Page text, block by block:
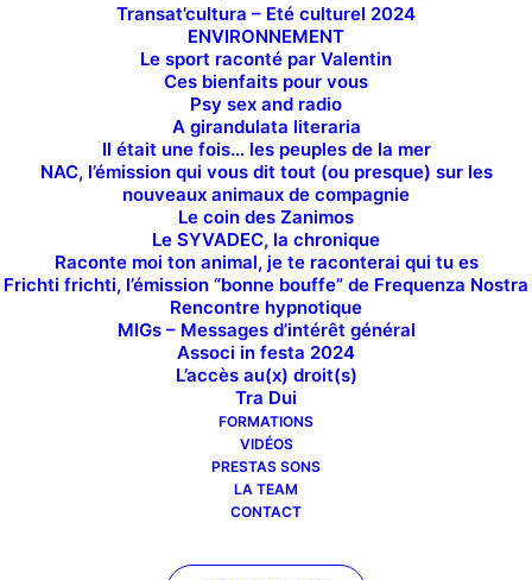
Transat’cultura – Eté culturel 2024
ENVIRONNEMENT
Le sport raconté par Valentin
Ces bienfaits pour vous
Psy sex and radio
A girandulata literaria
Il était une fois… les peuples de la mer
NAC, l’émission qui vous dit tout (ou presque) sur les
nouveaux animaux de compagnie
Le coin des Zanimos
Le SYVADEC, la chronique
Raconte moi ton animal, je te raconterai qui tu es
Frichti frichti, l’émission “bonne bouffe” de Frequenza Nostra
Rencontre hypnotique
MIGs – Messages d’intérêt général
Associ in festa 2024
L’accès au(x) droit(s)
Tra Dui
FORMATIONS
VIDÉOS
PRESTAS SONS
LA TEAM
CONTACT
PASSEURS DE MÉMOIRE
Les résidents de
l'ehpad Noël Sarrola
culture et... souvenirs
LES VIEILLES
CANAILLES
d'antan : anecdotes,
rencontres, souvenirs,
bonne humeur assurés